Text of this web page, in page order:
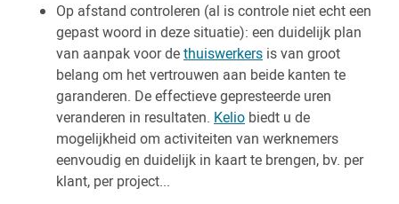
Op afstand controleren (al is controle niet echt een
gepast woord in deze situatie): een duidelijk plan
van aanpak voor dethuiswerkers is van groot
belang om het vertrouwen aan beide kanten te
garanderen. De effectieve gepresteerde uren
veranderen in resultaten. Kelio biedt u de
mogelijkheid om activiteiten van werknemers
eenvoudig en duidelijk in kaart te brengen, bv. per
klant, per project...